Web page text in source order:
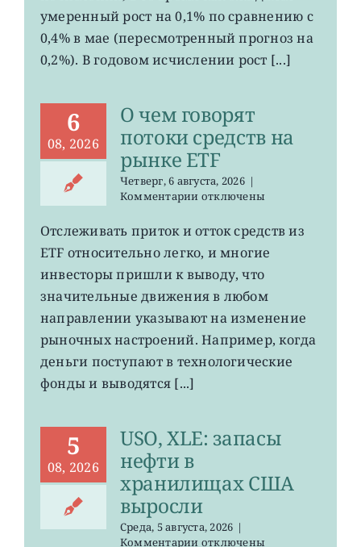
зоне
евро
умеренный рост на 0,1% по сравнению с
0,4% в мае (пересмотренный прогноз на
0,2%). В годовом исчислении рост [...]
6
08, 2026
О чем говорят
потоки средств на
рынке ETF
Четверг, 6 августа, 2026 |
Комментариик
О
говорят
потоки
средств
на
рынке
ETF
отключены
Отслеживать приток и отток средств из
ETF относительно легко, и многие
инвесторы пришли к выводу, что
значительные движения в любом
направлении указывают на изменение
рыночных настроений. Например, когда
деньги поступают в технологические
фонды и выводятся [...]
5
08, 2026
USO, XLE: запасы
нефти в
хранилищах США
выросли
Среда, 5 августа, 2026 |
Комментариикотключены